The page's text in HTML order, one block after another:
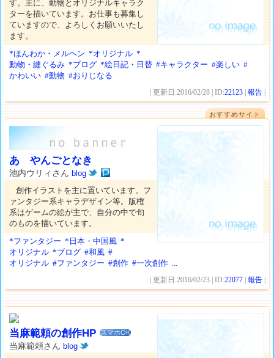
す。主に、動物とオリジナルキャラク
ターを描いています。お仕事も募集し
ていますので、よろしくお願いいたし
ます。
*ほんわか・メルヘン *オリジナル *
動物・縫ぐるみ *ブログ *絵日記・日替 #キャラクター #楽しい #
かわいい #動物 #おりじなる
| 更新日:2016/02/28 | ID:22123 |報告
おすすめサイト
あゝやんごとなき
池内ウリィさんblog
創作イラストを主に置いています。フ
ァンタジー系キャラデザイン等。版権
系はゲームの絵が主で、自分の中で旬
のものを描いています。
*ファンタジー *日本・中国風 *
オリジナル *ブログ #和風 #
オリジナル #ファンタジー #創作 #一次創作 ...
| 更新日:2016/02/23 | ID:22077 |報告
当麻範頼の創作HP スマホOK
当麻範頼さんblog